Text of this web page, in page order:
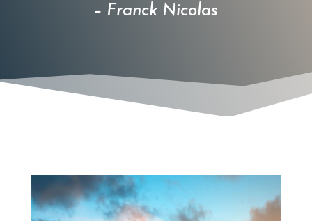
– Franck Nicolas